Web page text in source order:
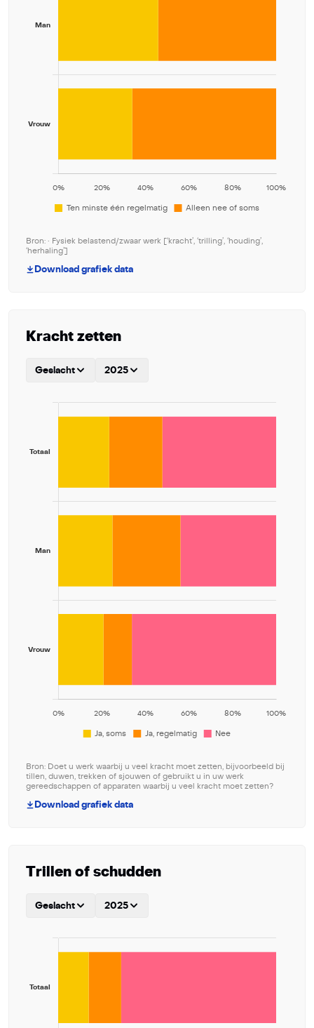
Bron: • Fysiek belastend/zwaar werk [‘kracht’, ‘trilling’, ‘houding’,
‘herhaling’]
Download grafiek data
Kracht zetten
Geslacht 2025
Bron: Doet u werk waarbij u veel kracht moet zetten, bijvoorbeeld bij
tillen, duwen, trekken of sjouwen of gebruikt u in uw werk
gereedschappen of apparaten waarbij u veel kracht moet zetten?
Download grafiek data
Trillen of schudden
Geslacht 2025